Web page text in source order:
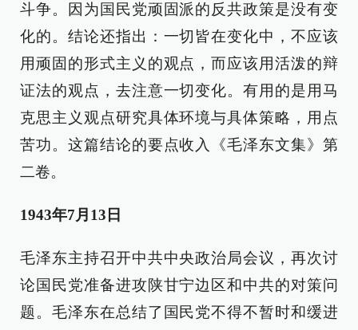
斗争。因为国民党顽固派的反共政策是没有变
化的。结论还指出：一切皆在变化中，不应该
用顽固的形式主义的观点，而应该用活泼的辩
证法的观点，去注意一切变化。有用的是用马
克思主义观点研究具体环境与具体策略，用点
苦功。这篇结论的要点收入《毛泽东文集》第
二卷。
1943年7月13日
毛泽东主持召开中共中央政治局会议，再次讨
论国民党准备进攻陕甘宁边区和中共的对策问
题。毛泽东在总结了国民党不得不暂时和缓进